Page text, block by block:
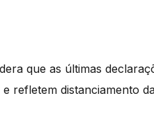
que as últimas
refletem distanciamento